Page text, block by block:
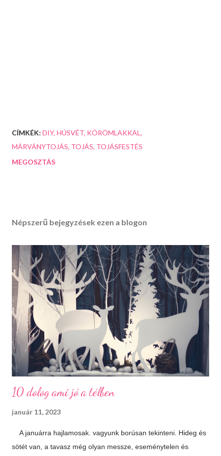
CÍMKÉK: DIY HÚSVÉT KÖRÖMLAKKAL
MÁRVÁNYTOJÁS TOJÁS TOJÁSFESTÉS
MEGOSZTÁS
Népszerű bejegyzések ezen a blogon
10 dolog ami jó a télben
január 11, 2023
A januárra hajlamosak. vagyunk borúsan tekinteni. Hideg és
sötét van, a tavasz még olyan messze, eseménytelen és